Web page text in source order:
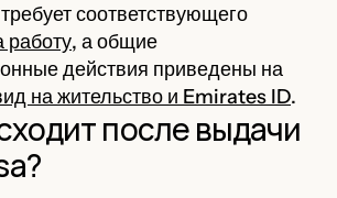
соответствующего
работу, а общие
действия приведены на
на жительство и Emirates ID.
после выдачи